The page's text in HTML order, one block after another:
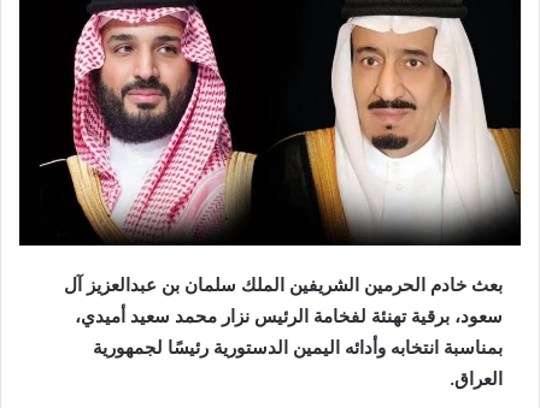
بعث خادم الحرمين الشريفين الملك سلمان بن عبدالعزيز آل
سعود، برقية تهنئة لفخامة الرئيس نزار محمد سعيد أميدي،
بمناسبة انتخابه وأدائه اليمين الدستورية رئيسًا لجمهورية
العراق.